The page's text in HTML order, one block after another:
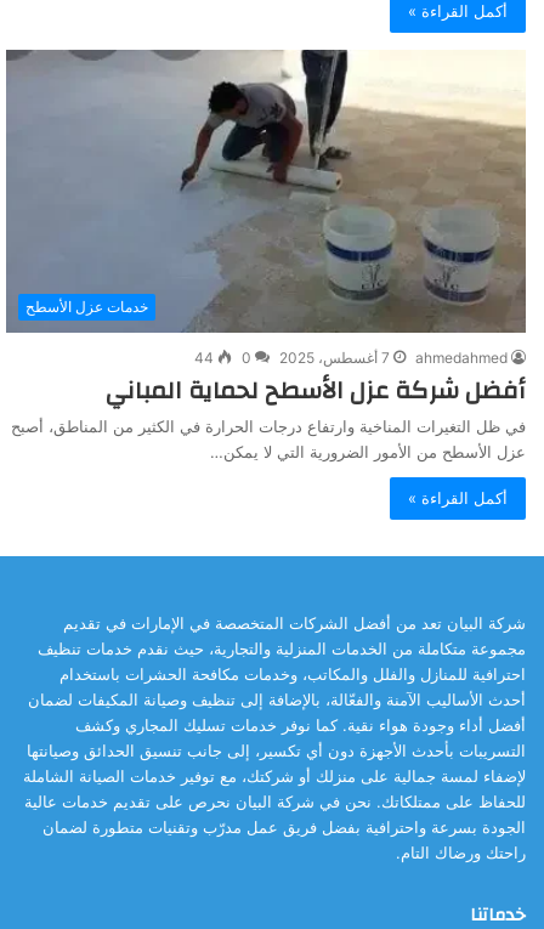
أكمل القراءة »
خدمات عزل الأسطح
ahmedahmed 7 أغسطس، 2025 0
44
أفضل شركة عزل الأسطح لحماية المباني
في ظل التغيرات المناخية وارتفاع درجات الحرارة في الكثير من المناطق، أصبح
عزل الأسطح من الأمور الضرورية التي لا يمكن…
أكمل القراءة »
شركة البيان تعد من أفضل الشركات المتخصصة في الإمارات في تقديم
مجموعة متكاملة من الخدمات المنزلية والتجارية، حيث نقدم خدمات تنظيف
احترافية للمنازل والفلل والمكاتب، وخدمات مكافحة الحشرات باستخدام
أحدث الأساليب الآمنة والفعّالة، بالإضافة إلى تنظيف وصيانة المكيفات لضمان
أفضل أداء وجودة هواء نقية. كما نوفر خدمات تسليك المجاري وكشف
التسريبات بأحدث الأجهزة دون أي تكسير، إلى جانب تنسيق الحدائق وصيانتها
لإضفاء لمسة جمالية على منزلك أو شركتك، مع توفير خدمات الصيانة الشاملة
للحفاظ على ممتلكاتك. نحن في شركة البيان نحرص على تقديم خدمات عالية
الجودة بسرعة واحترافية بفضل فريق عمل مدرّب وتقنيات متطورة لضمان
راحتك ورضاك التام.
خدماتنا